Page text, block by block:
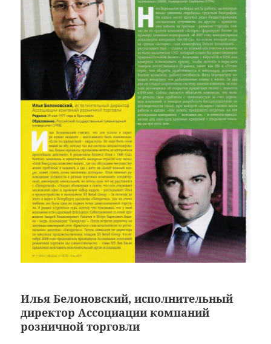
Илья Белоновский, исполнительный
директор Ассоциации компаний
розничной торговли